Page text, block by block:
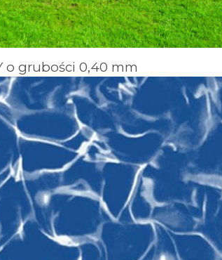
o grubości 0,40 mm